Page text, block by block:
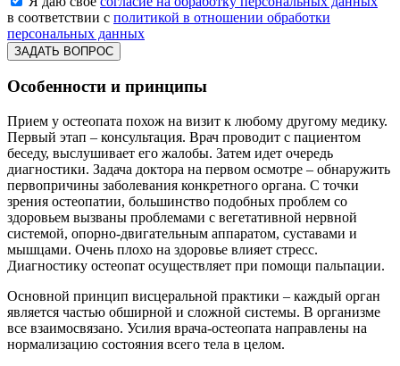
в соответствии с политикой в отношении обработки
персональных данных
Особенности и принципы
Прием у остеопата похож на визит к любому другому медику.
Первый этап – консультация. Врач проводит с пациентом
беседу, выслушивает его жалобы. Затем идет очередь
диагностики. Задача доктора на первом осмотре – обнаружить
первопричины заболевания конкретного органа. С точки
зрения остеопатии, большинство подобных проблем со
здоровьем вызваны проблемами с вегетативной нервной
системой, опорно-двигательным аппаратом, суставами и
мышцами. Очень плохо на здоровье влияет стресс.
Диагностику остеопат осуществляет при помощи пальпации.
Основной принцип висцеральной практики – каждый орган
является частью обширной и сложной системы. В организме
все взаимосвязано. Усилия врача-остеопата направлены на
нормализацию состояния всего тела в целом.